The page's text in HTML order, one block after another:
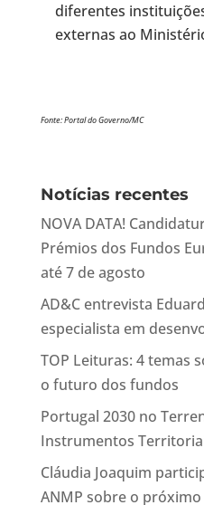
diferentes
externas ao
Fonte: Portal do Governo/MC
Notícias recentes
NOVA DATA!
Prémios dos Fundos
até 7 de agosto
AD&C entrevista
especialista em
TOP Leituras: 4 temas
o futuro dos fundos
Portugal 2030 no
Instrumentos
Cláudia Joaquim
ANMP sobre o